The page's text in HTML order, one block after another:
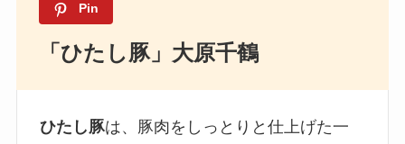
Pin
「ひたし豚」大原千鶴
ひたし豚は、豚肉をしっとりと仕上げた一